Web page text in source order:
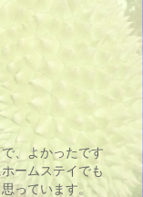
、よかったです
ームステイでも
っています。